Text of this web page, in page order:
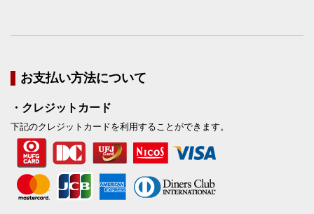
お支払い方法について
・クレジットカード
下記のクレジットカードを利用することができます。